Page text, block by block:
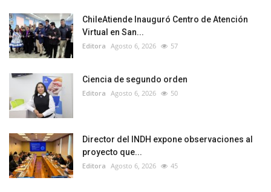
ChileAtiende Inauguró Centro de Atención
Virtual en San...
Editora Agosto 6, 2026 57
Ciencia de segundo orden
Editora Agosto 6, 2026 50
Director del INDH expone observaciones al
proyecto que...
Editora Agosto 6, 2026 45